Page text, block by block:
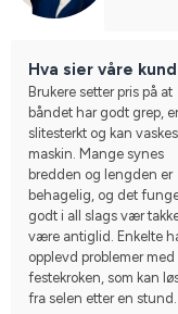
Hva sier våre
Brukere setter pris på at
båndet har godt grep, er
slitesterkt og kan
maskin. Mange synes
bredden og lengden er
behagelig, og det
godt i all slags vær
være antiglid. Enkelte
opplevd problemer med
festekroken, som kan
fra selen etter en stund.